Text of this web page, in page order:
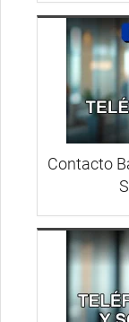
Contacto